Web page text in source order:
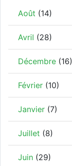
Août (14)
Avril (28)
Décembre (16)
Février (10)
Janvier (7)
Juillet (8)
Juin (29)